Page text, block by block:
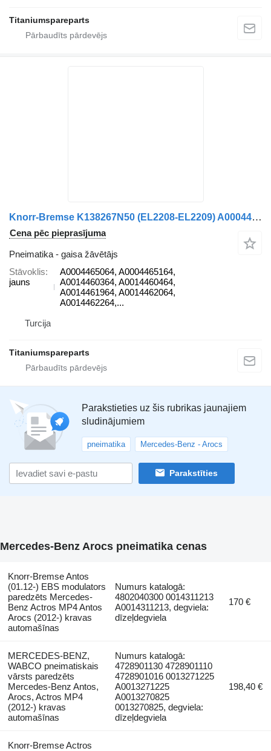
Titaniumspareparts
Knorr-Bremse K138267N50 (EL2208-EL2209) A0004465064 gaisa žāvētājs paredzēts Mercedes-Benz AROCS, ACTROS kravas automašīnas
Cena pēc pieprasījuma
Pneimatika - gaisa žāvētājs
Stāvoklis
jauns
A0004465064, A0004465164,
A0014460364, A0014460464,
A0014461964, A0014462064,
A0014462264,...
Turcija
Titaniumspareparts
Parakstieties uz šis rubrikas jaunajiem
sludinājumiem
pneimatika Mercedes-Benz - Arocs
Parakstīties
Mercedes-Benz Arocs pneimatika cenas
Knorr-Bremse Antos
(01.12-) EBS modulators
paredzēts Mercedes-
Benz Actros MP4 Antos
Arocs (2012-) kravas
automašīnas
Numurs katalogā:
4802040300 0014311213
A0014311213, degviela:
dīzeļdegviela
170 €
MERCEDES-BENZ,
WABCO pneimatiskais
vārsts paredzēts
Mercedes-Benz Antos,
Arocs, Actros MP4
(2012-) kravas
automašīnas
Numurs katalogā:
4728901130 4728901110
4728901016 0013271225
A0013271225
A0013270825
0013270825, degviela:
dīzeļdegviela
198,40 €
Knorr-Bremse Actros